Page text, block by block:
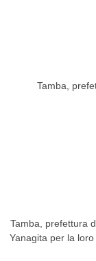
Tamba,
Tamba, prefettura
Yanagita per la